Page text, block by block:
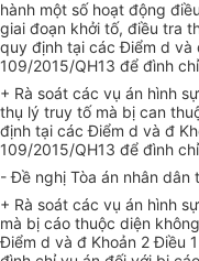
hành một số hoạt động
giai đoạn khởi tố, điều tra
quy định tại các Điểm d và
109/2015/QH13 để đình chỉ
+ Rà soát các vụ án hình
thụ lý truy tố mà bị can
định tại các Điểm d và đ
109/2015/QH13 để đình chỉ
- Đề nghị Tòa án nhân dân
+ Rà soát các vụ án hình
mà bị cáo thuộc diện
Điểm d và đ Khoản 2 Điều